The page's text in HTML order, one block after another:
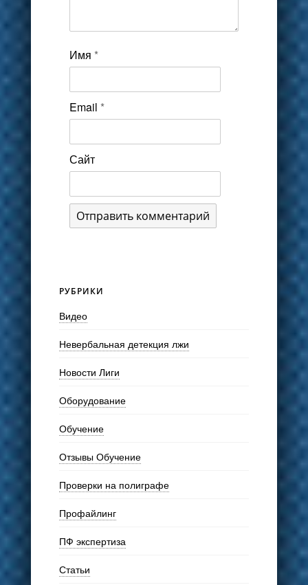
Имя *
Email *
Сайт
РУБРИКИ
Видео
Невербальная детекция лжи
Новости Лиги
Оборудование
Обучение
Отзывы Обучение
Проверки на полиграфе
Профайлинг
ПФ экспертиза
Статьи